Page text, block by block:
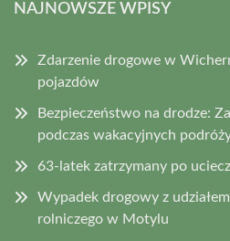
NAJNOWSZE WPISY
Zdarzenie drogowe w
pojazdów
Bezpieczeństwo na drodze:
podczas wakacyjnych
63-latek zatrzymany po
Wypadek drogowy z
rolniczego w Motylu